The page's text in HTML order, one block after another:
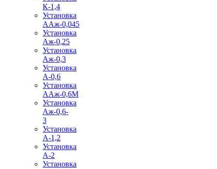
К-1,4
Установка
ААж-0,045
Установка
Аж-0,25
Установка
Аж-0,3
Установка
А-0,6
Установка
ААж-0,6М
Установка
Аж-0,6-
3
Установка
А-1,2
Установка
А-2
Установка